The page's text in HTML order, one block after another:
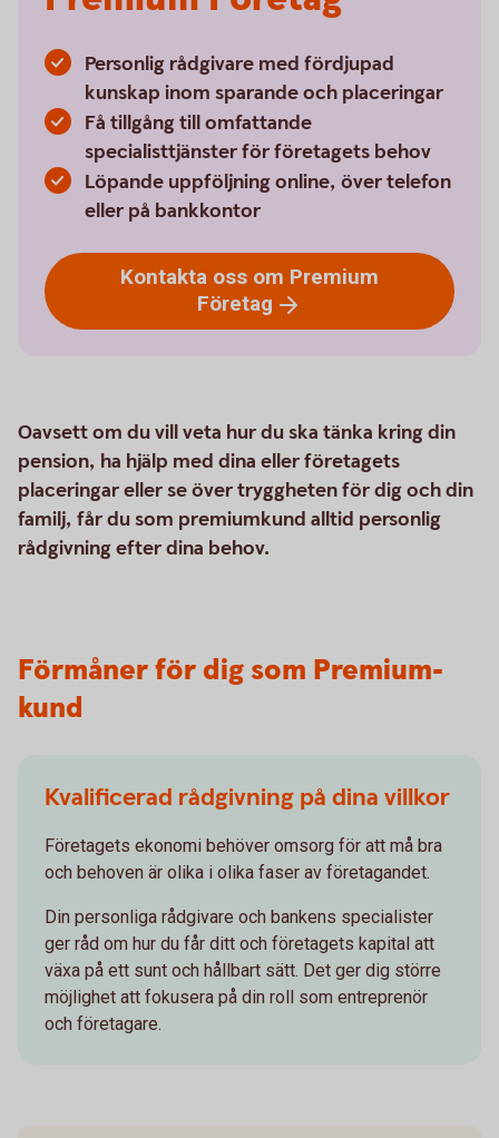
Personlig rådgivare med fördjupad
kunskap inom sparande och placeringar
Få tillgång till omfattande
specialisttjänster för företagets behov
Löpande uppföljning online, över telefon
eller på bankkontor
Kontakta oss om Premium
Företag
Oavsett om du vill veta hur du ska tänka kring din
pension, ha hjälp med dina eller företagets
placeringar eller se över tryggheten för dig och din
familj, får du som premiumkund alltid personlig
rådgivning efter dina behov.
Förmåner för dig som Premium-
kund
Kvalificerad rådgivning på dina villkor
Företagets ekonomi behöver omsorg för att må bra
och behoven är olika i olika faser av företagandet.
Din personliga rådgivare och bankens specialister
ger råd om hur du får ditt och företagets kapital att
växa på ett sunt och hållbart sätt. Det ger dig större
möjlighet att fokusera på din roll som entreprenör
och företagare.